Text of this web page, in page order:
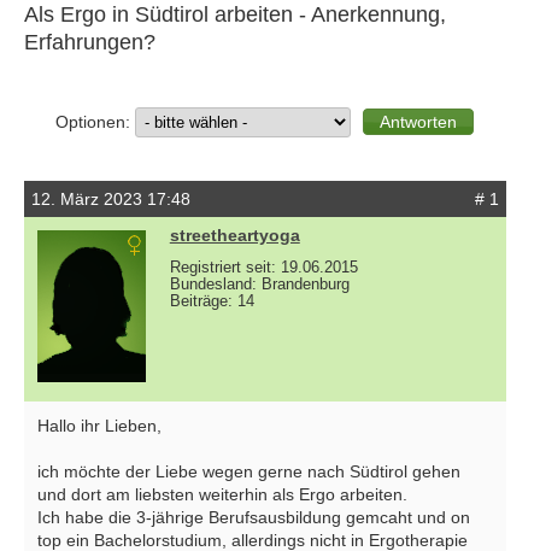
Als Ergo in Südtirol arbeiten - Anerkennung,
Erfahrungen?
Optionen:
12. März 2023 17:48
# 1
streetheartyoga
Registriert seit: 19.06.2015
Bundesland: Brandenburg
Beiträge: 14
Hallo ihr Lieben,
ich möchte der Liebe wegen gerne nach Südtirol gehen
und dort am liebsten weiterhin als Ergo arbeiten.
Ich habe die 3-jährige Berufsausbildung gemcaht und on
top ein Bachelorstudium, allerdings nicht in Ergotherapie